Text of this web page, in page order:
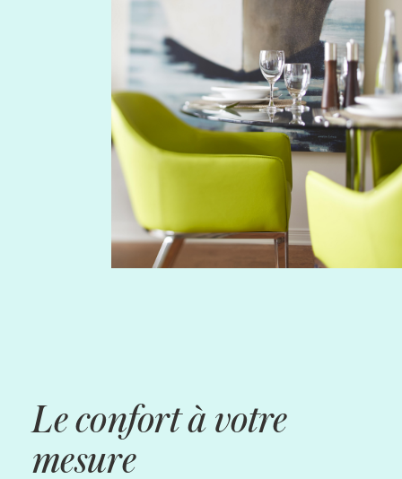
Le confort à votre
mesure